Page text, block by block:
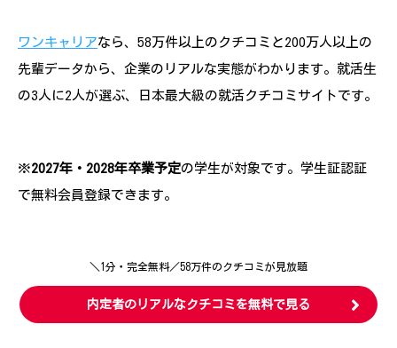
ワンキャリアなら、58万件以上のクチコミと200万人以上の
先輩データから、企業のリアルな実態がわかります。就活生
の3人に2人が選ぶ、日本最大級の就活クチコミサイトです。
※2027年・2028年卒業予定の学生が対象です。学生証認証
で無料会員登録できます。
＼1分・完全無料／58万件のクチコミが見放題
内定者のリアルなクチコミを無料で見る